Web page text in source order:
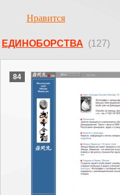
Нравится
ЕДИНОБОРСТВА (127)
84